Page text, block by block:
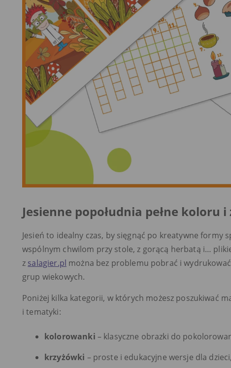
Jesienne popołudnia pełne koloru
Jesień to idealny czas, by sięgnąć po kreatywne formy
wspólnym chwilom przy stole, z gorącą herbatą i…
z salagier.pl można bez problemu pobrać i
grup wiekowych.
Poniżej kilka kategorii, w których możesz poszukiwać
i tematyki:
kolorowanki – klasyczne obrazki do
krzyżówki – proste i edukacyjne wersje dla